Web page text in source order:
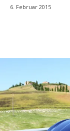
6. Februar 2015